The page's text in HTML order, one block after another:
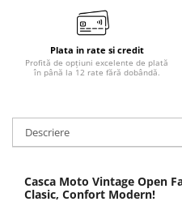
Plata in rate si credit
Profită de opțiuni excelente de plată
în până la 12 rate fără dobândă.
Descriere
Casca Moto Vintage Open
Clasic, Confort Modern!